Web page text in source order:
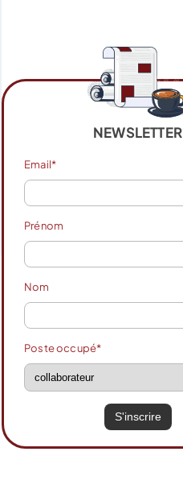
NEWSLETTER
Email*
Prénom
Nom
Poste occupé*